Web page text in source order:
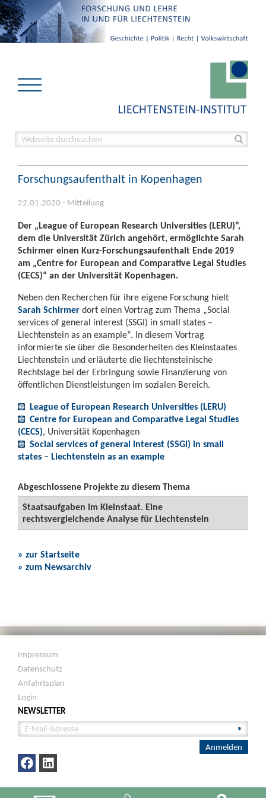
Forschungsaufenthalt in Kopenhagen
22.01.2020 - Mitteilung
Der „League of European Research Universities (LERU)”,
dem die Universität Zürich angehört, ermöglichte Sarah
Schirmer einen Kurz-Forschungsaufenthalt Ende 2019
am „Centre for European and Comparative Legal Studies
(CECS)“ an der Universität Kopenhagen.
Neben den Recherchen für ihre eigene Forschung hielt
Sarah Schirmer dort einen Vortrag zum Thema „Social
services of general interest (SSGI) in small states –
Liechtenstein as an example“. In diesem Vortrag
informierte sie über die Besonderheiten des Kleinstaates
Liechtenstein und erläuterte die liechtensteinische
Rechtslage bei der Erbringung sowie Finanzierung von
öffentlichen Dienstleistungen im sozialen Bereich.
League of European Research Universities (LERU)
Centre for European and Comparative Legal Studies
(CECS), Universität Kopenhagen
Social services of general interest (SSGI) in small
states – Liechtenstein as an example
Abgeschlossene Projekte zu diesem Thema
Staatsaufgaben im Kleinstaat. Eine
rechtsvergleichende Analyse für Liechtenstein
» zur Startseite
» zum Newsarchiv
Impressum
Datenschutz
Anfahrtsplan
Login
NEWSLETTER